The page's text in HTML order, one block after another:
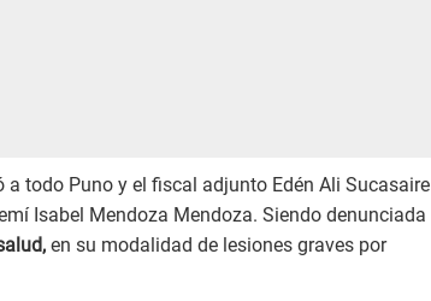
todo Puno y el fiscal adjunto Edén Ali Sucasaire
Isabel Mendoza Mendoza. Siendo denunciada
en su modalidad de lesiones graves por